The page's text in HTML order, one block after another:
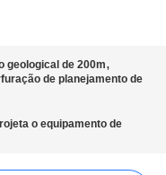
geological de 200m,
de planejamento de
o equipamento de